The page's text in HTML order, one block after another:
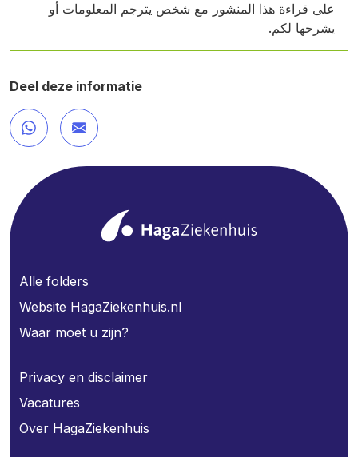
على قراءة هذا المنشور مع شخص يترجم المعلومات أو
يشرحها لكم.
Deel deze informatie
Alle folders
Website HagaZiekenhuis.nl
Waar moet u zijn?
Privacy en disclaimer
Vacatures
Over HagaZiekenhuis